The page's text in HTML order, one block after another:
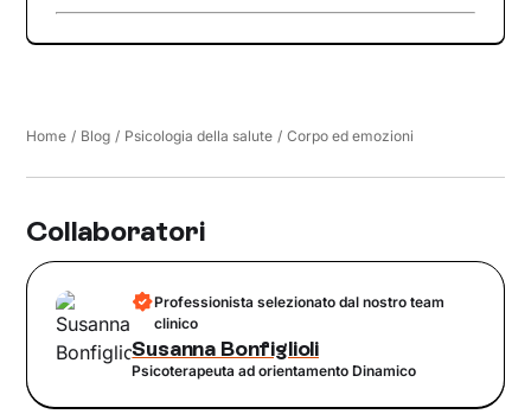
Home / Blog / Psicologia della salute / Corpo ed emozioni
Collaboratori
Professionista selezionato dal nostro team
clinico
Susanna Bonfiglioli
Psicoterapeuta ad orientamento Dinamico